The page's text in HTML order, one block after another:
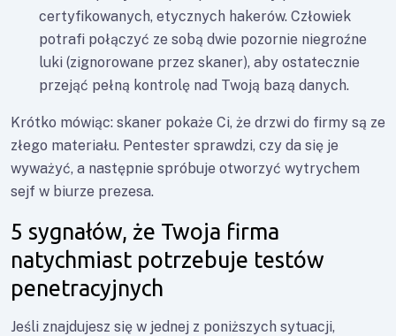
certyfikowanych, etycznych hakerów. Człowiek
potrafi połączyć ze sobą dwie pozornie niegroźne
luki (zignorowane przez skaner), aby ostatecznie
przejąć pełną kontrolę nad Twoją bazą danych.
Krótko mówiąc: skaner pokaże Ci, że drzwi do firmy są ze
złego materiału. Pentester sprawdzi, czy da się je
wyważyć, a następnie spróbuje otworzyć wytrychem
sejf w biurze prezesa.
5 sygnałów, że Twoja firma
natychmiast potrzebuje testów
penetracyjnych
Jeśli znajdujesz się w jednej z poniższych sytuacji,